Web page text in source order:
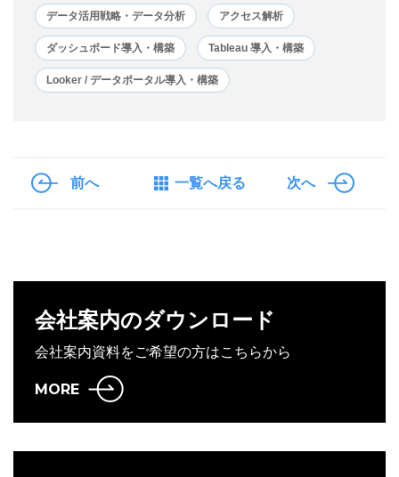
データ活用戦略・データ分析 アクセス解析
ダッシュボード導入・構築 Tableau 導入・構築
Looker / データポータル導入・構築
前へ 一覧へ戻る 次へ
会社案内のダウンロード
会社案内資料をご希望の方はこちらから
MORE